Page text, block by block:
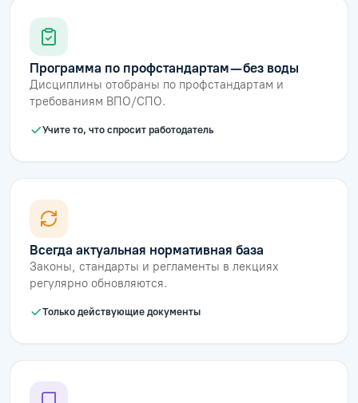
Программа по профстандартам — без воды
Дисциплины отобраны по профстандартам и
требованиям ВПО/СПО.
Учите то, что спросит работодатель
Всегда актуальная нормативная база
Законы, стандарты и регламенты в лекциях
регулярно обновляются.
Только действующие документы